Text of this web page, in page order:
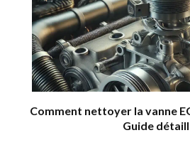
Comment nettoyer la vanne
Guide